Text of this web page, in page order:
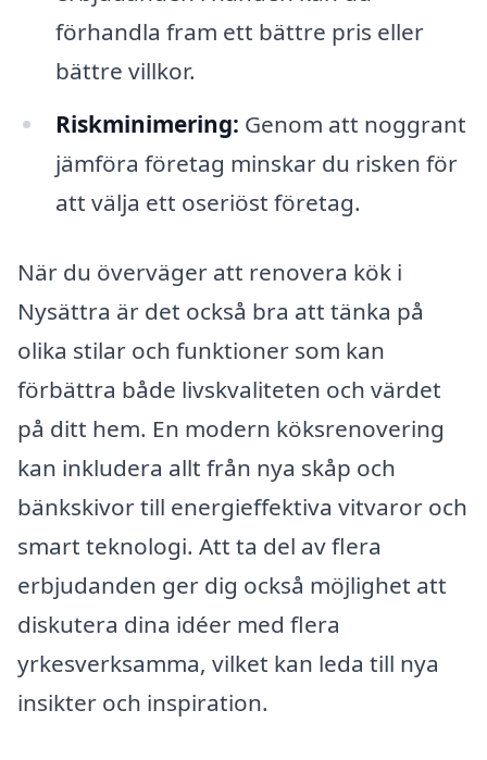
förhandla fram ett bättre pris eller
bättre villkor.
Riskminimering: Genom att noggrant
jämföra företag minskar du risken för
att välja ett oseriöst företag.
När du överväger att renovera kök i
Nysättra är det också bra att tänka på
olika stilar och funktioner som kan
förbättra både livskvaliteten och värdet
på ditt hem. En modern köksrenovering
kan inkludera allt från nya skåp och
bänkskivor till energieffektiva vitvaror och
smart teknologi. Att ta del av flera
erbjudanden ger dig också möjlighet att
diskutera dina idéer med flera
yrkesverksamma, vilket kan leda till nya
insikter och inspiration.